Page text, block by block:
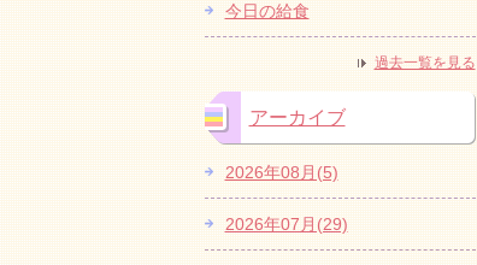
今日の給食
過去一覧を見る
アーカイブ
2026年08月(5)
2026年07月(29)